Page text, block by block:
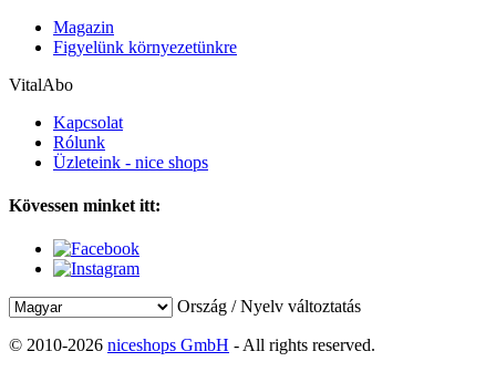
Magazin
Figyelünk környezetünkre
VitalAbo
Kapcsolat
Rólunk
Üzleteink - nice shops
Kövessen minket itt:
Ország / Nyelv változtatás
© 2010-2026 niceshops GmbH - All rights reserved.